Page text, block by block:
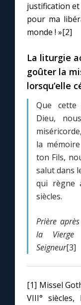
justification
pour ma
monde ! »[2]
La liturgie
goûter la
lorsqu’elle
Que cette
Dieu,
la
ton Fils,
salut dans
qui règne
siècles.
Prière
la Vierge
Seigneur[3]
[1] Missel
VIII°